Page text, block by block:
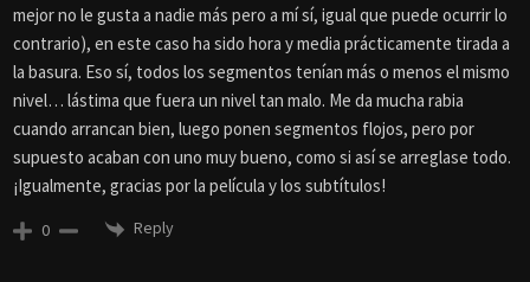
mejor no le gusta a nadie más pero a mí sí, igual que puede ocurrir lo
contrario), en este caso ha sido hora y media prácticamente tirada a
la basura. Eso sí, todos los segmentos tenían más o menos el mismo
nivel… lástima que fuera un nivel tan malo. Me da mucha rabia
cuando arrancan bien, luego ponen segmentos flojos, pero por
supuesto acaban con uno muy bueno, como si así se arreglase todo.
¡Igualmente, gracias por la película y los subtítulos!
0 Reply